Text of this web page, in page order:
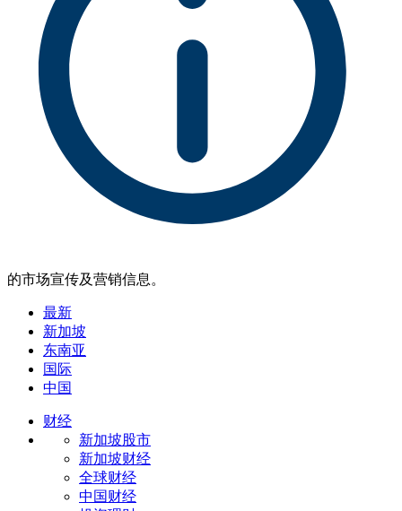
的市场宣传及营销信息。
最新
新加坡
东南亚
国际
中国
财经
新加坡股市
新加坡财经
全球财经
中国财经